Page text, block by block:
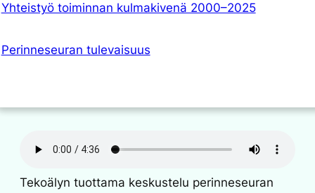
Yhteistyö toiminnan kulmakivenä 2000–2025
Perinneseuran tulevaisuus
Tekoälyn tuottama keskustelu perinneseuran